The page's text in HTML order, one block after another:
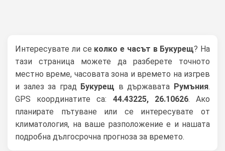
Интересувате ли се колко е часът в Букурещ? На
тази страница можете да разберете точното
местно време, часовата зона и времето на изгрев
и залез за град Букурещ в държавата Румъния.
GPS координатите са: 44.43225, 26.10626. Ако
планирате пътуване или се интересувате от
климатология, на ваше разположение е и нашата
подробна дългосрочна прогноза за времето.